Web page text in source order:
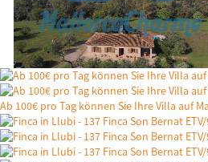
Ab 100€ pro Tag können Sie Ihre Villa auf